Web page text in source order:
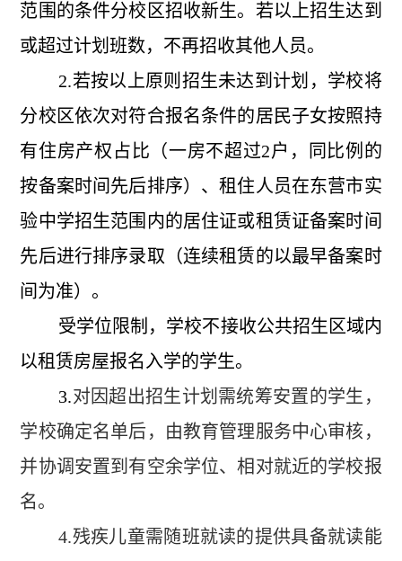
范围的条件分校区招收新生。若以上招生达到
或超过计划班数，不再招收其他人员。
2.若按以上原则招生未达到计划，学校将
分校区依次对符合报名条件的居民子女按照持
有住房产权占比（一房不超过2户，同比例的
按备案时间先后排序）、租住人员在东营市实
验中学招生范围内的居住证或租赁证备案时间
先后进行排序录取（连续租赁的以最早备案时
间为准）。
受学位限制，学校不接收公共招生区域内
以租赁房屋报名入学的学生。
3.对因超出招生计划需统筹安置的学生，
学校确定名单后，由教育管理服务中心审核，
并协调安置到有空余学位、相对就近的学校报
名。
4.残疾儿童需随班就读的提供具备就读能